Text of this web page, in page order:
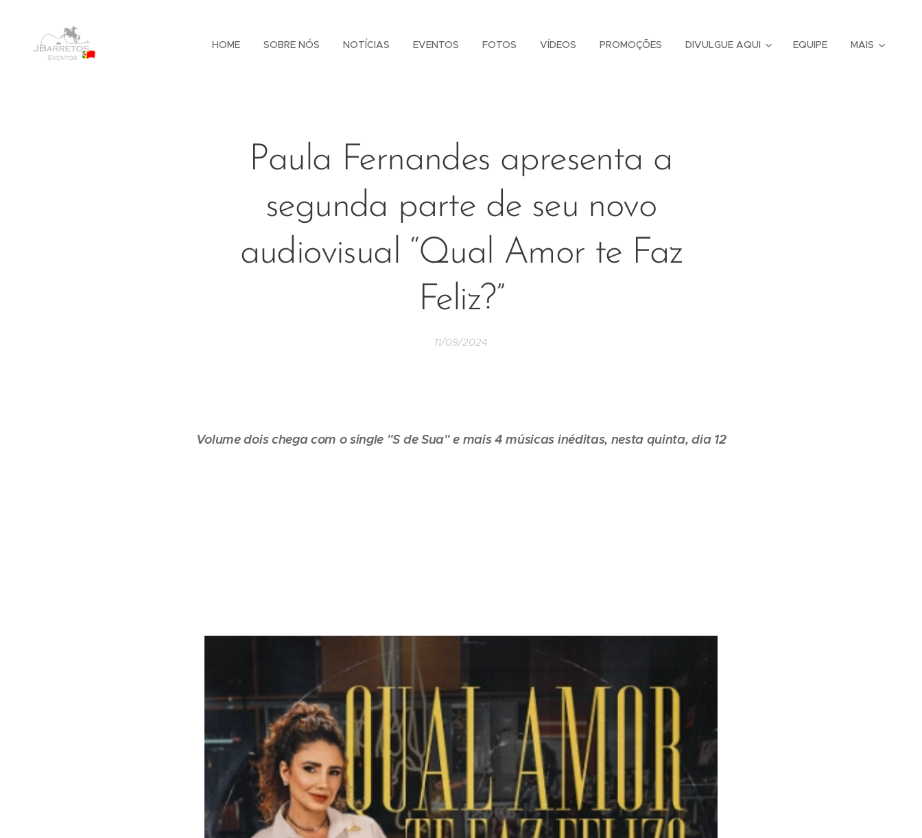
HOME SOBRE NÓS NOTÍCIAS EVENTOS FOTOS VÍDEOS PROMOÇÕES DIVULGUE AQUI EQUIPE MAIS
Paula Fernandes apresenta a
segunda parte de seu novo
audiovisual “Qual Amor te Faz
Feliz?”
11/09/2024
Volume dois chega com o single "S de Sua" e mais 4 músicas inéditas, nesta quinta, dia 12